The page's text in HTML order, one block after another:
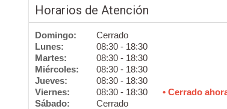
Horarios de Atención
Domingo:
Cerrado
Lunes:
08:30 - 18:30
Martes:
08:30 - 18:30
Miércoles:
08:30 - 18:30
Jueves:
08:30 - 18:30
Viernes:
08:30 - 18:30
• Cerrado
Sábado:
Cerrado